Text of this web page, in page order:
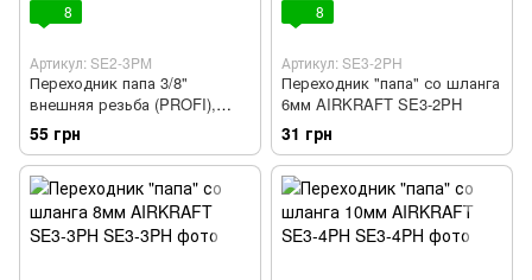
8
Артикул: SE2-3PM
Переходник папа 3/8"
внешняя резьба (PROFI),
латунь AIRKRAFT SE2-3PM
55 грн
8
Артикул: SE3-2PH
Переходник "папа" со шланга
6мм AIRKRAFT SE3-2PH
31 грн